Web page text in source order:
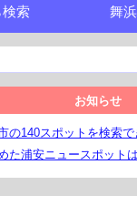
索 舞
お知らせ
140スポットを検索で
た浦安ニュースポット